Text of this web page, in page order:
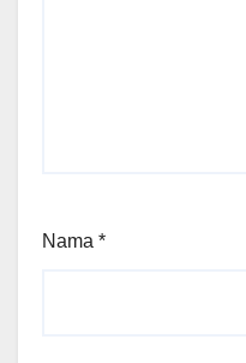
Nama *